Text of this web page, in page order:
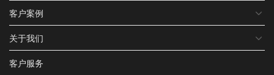
客户案例
关于我们
客户服务